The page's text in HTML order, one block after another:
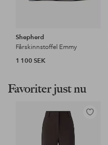
Shepherd
Fårskinnstoffel Emmy
1 100 SEK
Favoriter just nu
Lägg